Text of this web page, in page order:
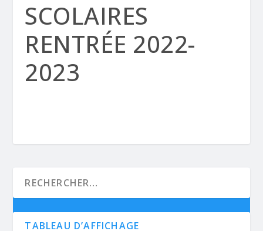
SCOLAIRES
RENTRÉE 2022-
2023
TABLEAU D’AFFICHAGE